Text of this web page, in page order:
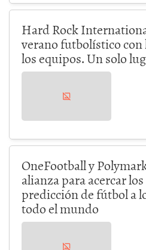
Hard Rock
verano futbolístico con
los equipos. Un solo
OneFootball y
alianza para acercar
predicción de fútbol a
todo el mundo